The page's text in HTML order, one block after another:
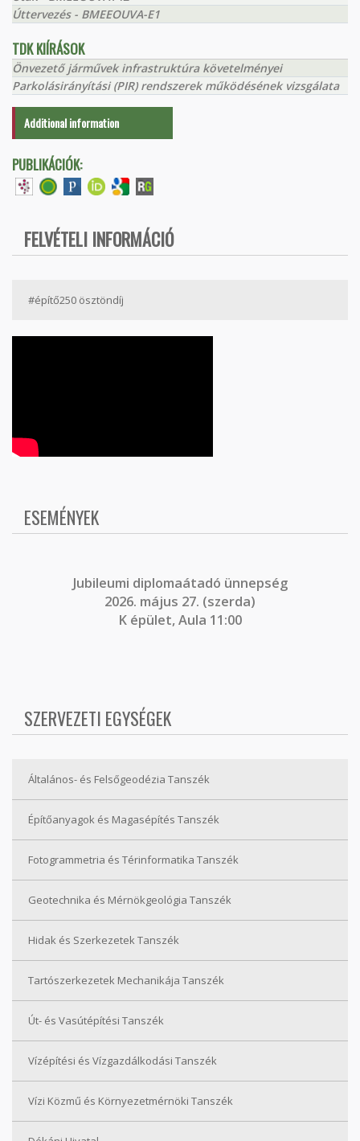
Úttervezés - BMEEOUVA-E1
TDK KIÍRÁSOK
Önvezető járművek infrastruktúra követelményei
Parkolásirányítási (PIR) rendszerek működésének vizsgálata
Additional information
PUBLIKÁCIÓK:
FELVÉTELI INFORMÁCIÓ
#építő250 ösztöndíj
ESEMÉNYEK
Jubileumi diplomaátadó ünnepség
2026. május 27. (szerda)
K épület, Aula 11:00
SZERVEZETI EGYSÉGEK
Általános- és Felsőgeodézia Tanszék
Építőanyagok és Magasépítés Tanszék
Fotogrammetria és Térinformatika Tanszék
Geotechnika és Mérnökgeológia Tanszék
Hidak és Szerkezetek Tanszék
Tartószerkezetek Mechanikája Tanszék
Út- és Vasútépítési Tanszék
Vízépítési és Vízgazdálkodási Tanszék
Vízi Közmű és Környezetmérnöki Tanszék